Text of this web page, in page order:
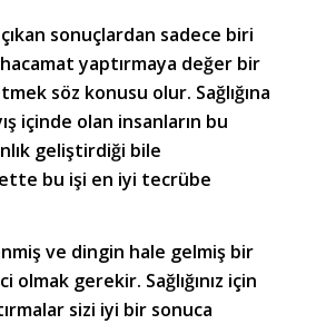
çıkan sonuçlardan sadece biri
yaptırmaya değer bir
söz konusu olur. Sağlığına
içinde olan insanların bu
geliştirdiği bile
bu işi en iyi tecrübe
ve dingin hale gelmiş bir
gerekir. Sağlığınız için
sizi iyi bir sonuca